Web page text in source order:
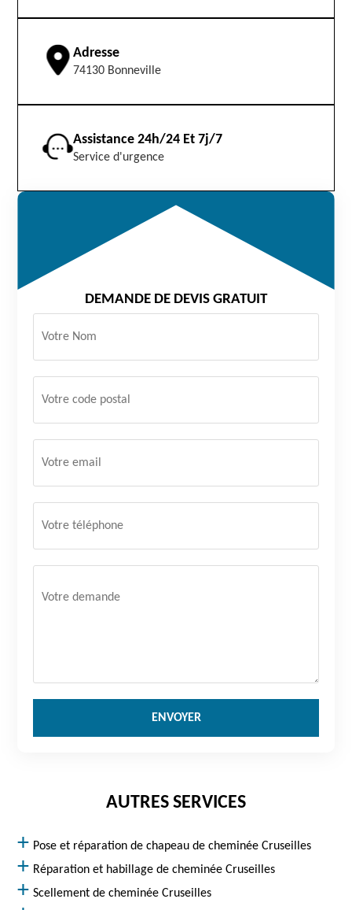
Adresse
74130 Bonneville
Assistance 24h/24 Et 7j/7
Service d'urgence
DEMANDE DE DEVIS GRATUIT
AUTRES SERVICES
Pose et réparation de chapeau de cheminée Cruseilles
Réparation et habillage de cheminée Cruseilles
Scellement de cheminée Cruseilles